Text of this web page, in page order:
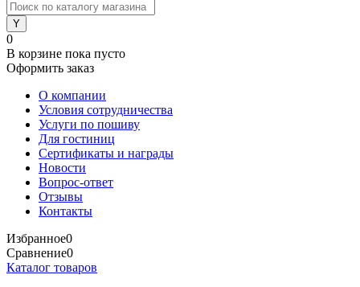
0
В корзине пока пусто
Оформить заказ
О компании
Условия сотрудничества
Услуги по пошиву
Для гостиниц
Сертификаты и награды
Новости
Вопрос-ответ
Отзывы
Контакты
Избранное0
Сравнение0
Каталог товаров